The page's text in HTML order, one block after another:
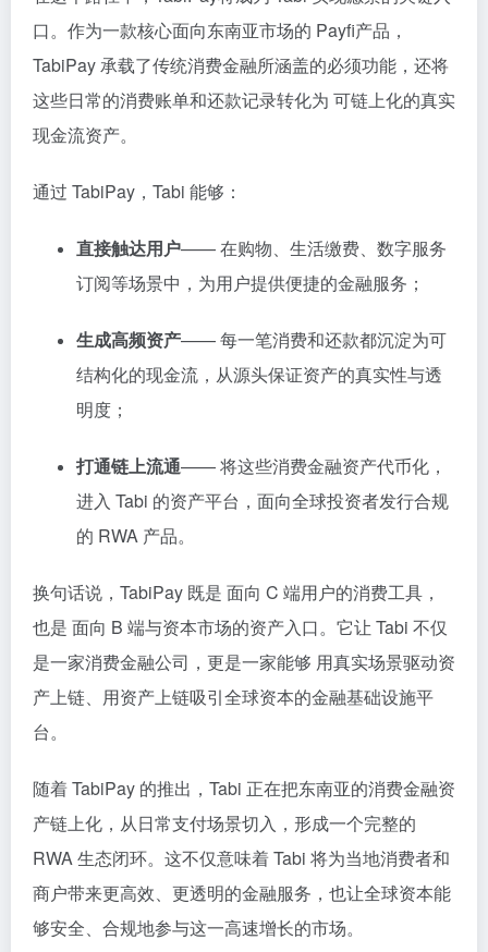
口。作为一款核心面向东南亚市场的 Payfi产品，
TabiPay 承载了传统消费金融所涵盖的必须功能，还将
这些日常的消费账单和还款记录转化为 可链上化的真实
现金流资产。
通过 TabiPay，Tabi 能够：
直接触达用户—— 在购物、生活缴费、数字服务
订阅等场景中，为用户提供便捷的金融服务；
生成高频资产—— 每一笔消费和还款都沉淀为可
结构化的现金流，从源头保证资产的真实性与透
明度；
打通链上流通—— 将这些消费金融资产代币化，
进入 Tabi 的资产平台，面向全球投资者发行合规
的 RWA 产品。
换句话说，TabiPay 既是 面向 C 端用户的消费工具，
也是 面向 B 端与资本市场的资产入口。它让 Tabi 不仅
是一家消费金融公司，更是一家能够 用真实场景驱动资
产上链、用资产上链吸引全球资本的金融基础设施平
台。
随着 TabiPay 的推出，Tabi 正在把东南亚的消费金融资
产链上化，从日常支付场景切入，形成一个完整的
RWA 生态闭环。这不仅意味着 Tabi 将为当地消费者和
商户带来更高效、更透明的金融服务，也让全球资本能
够安全、合规地参与这一高速增长的市场。